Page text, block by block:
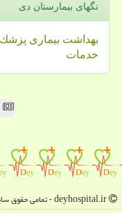
تگهای بیمارستان دی
بهداشت بیماری پزشك
خدمات